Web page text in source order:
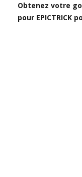
Obtenez votre
pour EPICTRICK